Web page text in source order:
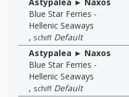
Blue Star Ferries -
Hellenic Seaways
, schiff Default
Astypalea ► Naxos
Blue Star Ferries -
Hellenic Seaways
, schiff Default